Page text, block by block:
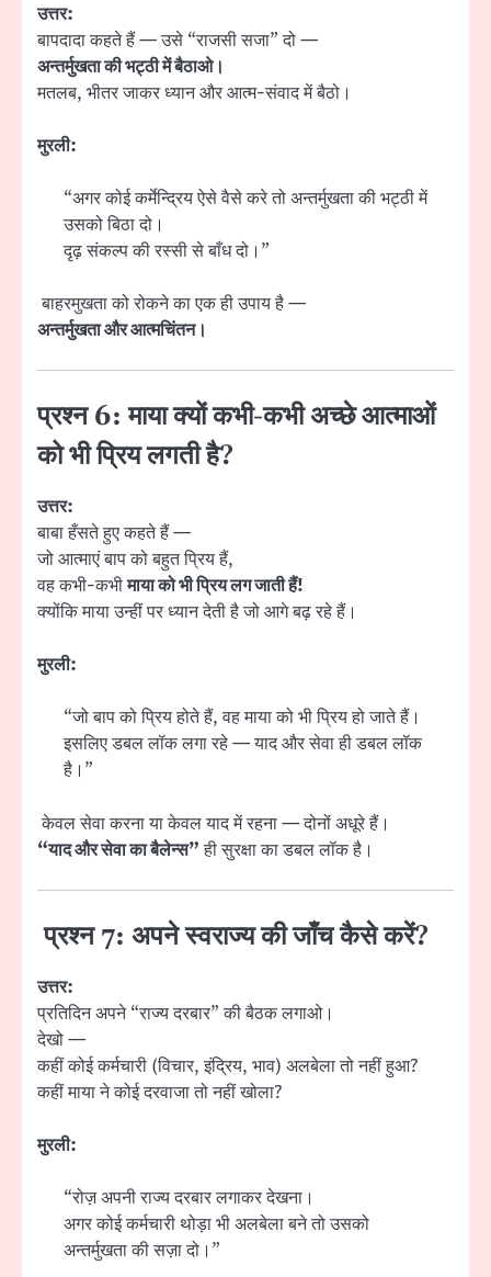
उत्तर:
बापदादा कहते हैं — उसे “राजसी सजा” दो —
अन्तर्मुखता की भट्ठी में बैठाओ।
मतलब, भीतर जाकर ध्यान और आत्म-संवाद में बैठो।
मुरली:
“अगर कोई कर्मेन्द्रिय ऐसे वैसे करे तो अन्तर्मुखता की भट्ठी में
उसको बिठा दो।
दृढ़ संकल्प की रस्सी से बाँध दो।”
बाहरमुखता को रोकने का एक ही उपाय है —
अन्तर्मुखता और आत्मचिंतन।
प्रश्न 6: माया क्यों कभी-कभी अच्छे आत्माओं
को भी प्रिय लगती है?
उत्तर:
बाबा हँसते हुए कहते हैं —
जो आत्माएं बाप को बहुत प्रिय हैं,
वह कभी-कभीमाया को भी प्रिय लग जाती हैं!
क्योंकि माया उन्हीं पर ध्यान देती है जो आगे बढ़ रहे हैं।
मुरली:
“जो बाप को प्रिय होते हैं, वह माया को भी प्रिय हो जाते हैं।
इसलिए डबल लॉक लगा रहे — याद और सेवा ही डबल लॉक
है।”
केवल सेवा करना या केवल याद में रहना — दोनों अधूरे हैं।
“याद और सेवा का बैलेन्स”ही सुरक्षा का डबल लॉक है।
प्रश्न 7: अपने स्वराज्य की जाँच कैसे करें?
उत्तर:
प्रतिदिन अपने “राज्य दरबार” की बैठक लगाओ।
देखो —
कहीं कोई कर्मचारी (विचार, इंद्रिय, भाव) अलबेला तो नहीं हुआ?
कहीं माया ने कोई दरवाजा तो नहीं खोला?
मुरली:
“रोज़ अपनी राज्य दरबार लगाकर देखना।
अगर कोई कर्मचारी थोड़ा भी अलबेला बने तो उसको
अन्तर्मुखता की सज़ा दो।”